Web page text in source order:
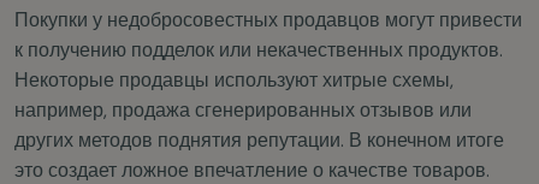
Покупки у недобросовестных продавцов могут привести
к получению подделок или некачественных продуктов.
Некоторые продавцы используют хитрые схемы,
например, продажа сгенерированных отзывов или
других методов поднятия репутации. В конечном итоге
это создает ложное впечатление о качестве товаров.